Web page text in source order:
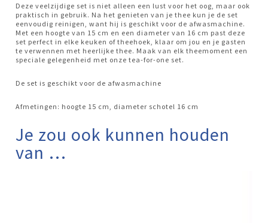
Deze veelzijdige set is niet alleen een lust voor het oog, maar ook
praktisch in gebruik. Na het genieten van je thee kun je de set
eenvoudig reinigen, want hij is geschikt voor de afwasmachine.
Met een hoogte van 15 cm en een diameter van 16 cm past deze
set perfect in elke keuken of theehoek, klaar om jou en je gasten
te verwennen met heerlijke thee. Maak van elk theemoment een
speciale gelegenheid met onze tea-for-one set.
De set is geschikt voor de afwasmachine
Afmetingen: hoogte 15 cm, diameter schotel 16 cm
Je zou ook kunnen houden
van …